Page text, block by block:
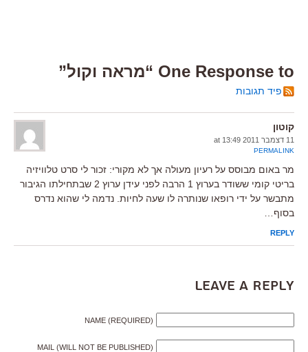
One Response to “מראה וקול”
פיד תגובות
קוטון
11 דצמבר 2011 at 13:49
PERMALINK
מר באום מבוסס על רעיון מעולה אך לא מקורי: זכור לי סרט טלוויזיה
בריטי קומי ששודר בערוץ 1 הרבה לפני עידן ערוץ 2 שבתחילתו הגיבור
מתבשר על ידי רופאו שנותרה לו שעה לחיות. נדמה לי שהוא נדרס
בסוף…
REPLY
Leave a Reply
NAME (REQUIRED)
MAIL (WILL NOT BE PUBLISHED)